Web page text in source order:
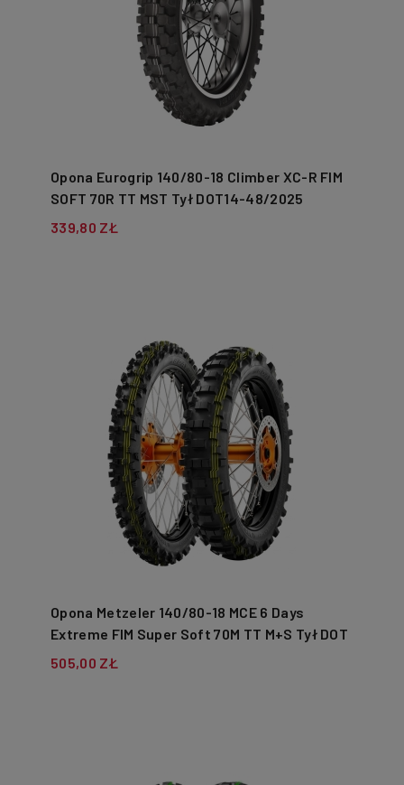
Opona Eurogrip 140/80-18 Climber XC-R FIM
SOFT 70R TT MST Tył DOT14-48/2025
339,80 ZŁ
Opona Metzeler 140/80-18 MCE 6 Days
Extreme FIM Super Soft 70M TT M+S Tył DOT
04-06/2025
505,00 ZŁ